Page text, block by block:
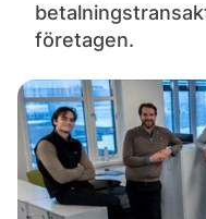
företagen.